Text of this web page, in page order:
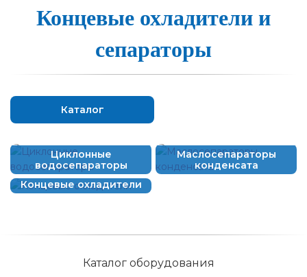
Концевые ох­ла­ди­те­ли и
се­па­ра­то­ры
Каталог
Циклонные
водосепараторы
Маслосепараторы
конденсата
Концевые охладители
Каталог оборудования